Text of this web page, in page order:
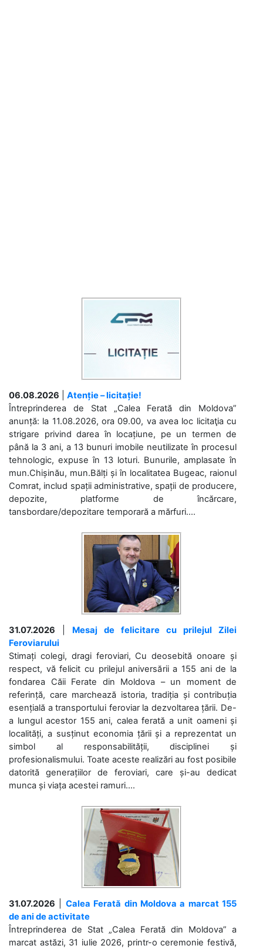
06.08.2026
Atenție – licitație!
Întreprinderea de Stat „Calea Ferată din Moldova”
anunță: la 11.08.2026, ora 09.00, va avea loc licitaţia cu
strigare privind darea în locațiune, pe un termen de
până la 3 ani, a 13 bunuri imobile neutilizate în procesul
tehnologic, expuse în 13 loturi. Bunurile, amplasate în
mun.Chișinău, mun.Bălți și în localitatea Bugeac, raionul
Comrat, includ spații administrative, spații de producere,
depozite, platforme de încărcare,
tansbordare/depozitare temporară a mărfuri....
31.07.2026
Mesaj de felicitare cu prilejul Zilei
Feroviarului
Stimați colegi, dragi feroviari, Cu deosebită onoare și
respect, vă felicit cu prilejul aniversării a 155 ani de la
fondarea Căii Ferate din Moldova – un moment de
referință, care marchează istoria, tradiția și contribuția
esențială a transportului feroviar la dezvoltarea țării. De-
a lungul acestor 155 ani, calea ferată a unit oameni și
localități, a susținut economia țării și a reprezentat un
simbol al responsabilității, disciplinei și
profesionalismului. Toate aceste realizări au fost posibile
datorită generațiilor de feroviari, care și-au dedicat
munca și viața acestei ramuri....
31.07.2026
Calea Ferată din Moldova a marcat 155
de ani de activitate
Întreprinderea de Stat „Calea Ferată din Moldova” a
marcat astăzi, 31 iulie 2026, printr-o ceremonie festivă,